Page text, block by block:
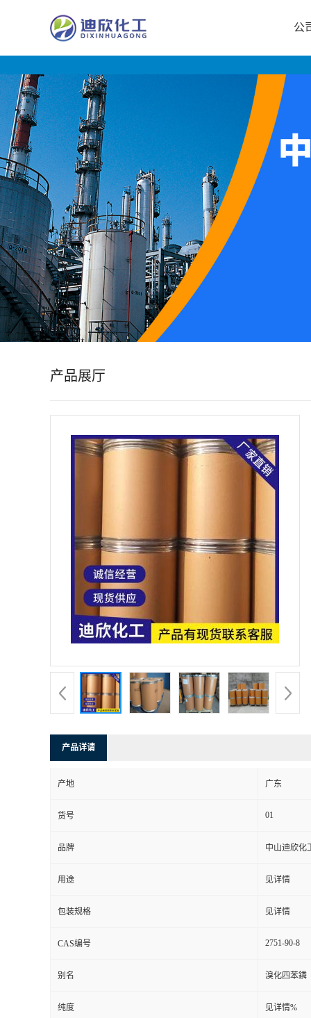
司
首
页
公
司
介
绍
公
公
产品展厅
产品详请
产地 广东
货号 01
品牌 中山迪欣化
用途 见详情
包装规格 见详情
CAS编号 2751-90-8
别名 溴化四苯鏻
纯度 见详情%